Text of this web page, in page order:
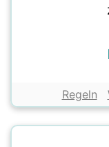
Regeln